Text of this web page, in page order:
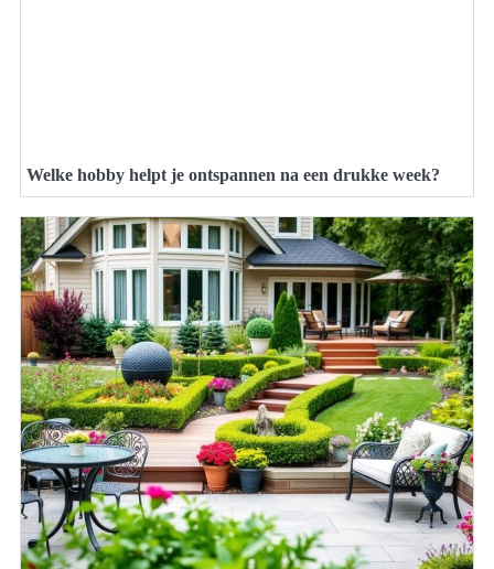
Welke hobby helpt je ontspannen na een drukke week?